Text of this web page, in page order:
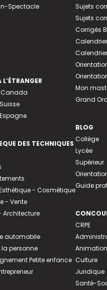
Spectacle
L’ÉTRANGER
Canada
DES TECHNIQUES
- Cosmétique
- Vente
Architecture
automobile
la personne
Petite enfance
Sujets
Sujets
Corrigés
Mon
Grand
BLOG
Collège
Lycée
Supérieur
Guide
CRPE
Culture
Juridique
Santé-